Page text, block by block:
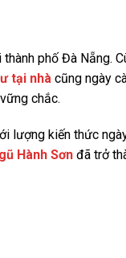
phố Đà Nẵng.
tại nhà cũng ngày
chắc.
lượng kiến thức
Hành Sơn đã trở